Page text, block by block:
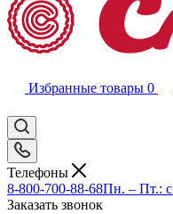
Избранные товары 0
Телефоны
8-800-700-88-68Пн. – Пт.: с
Заказать звонок